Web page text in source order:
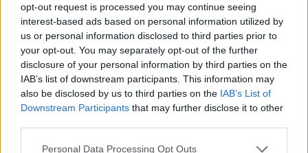
opt-out request is processed you may continue seeing
interest-based ads based on personal information utilized by
us or personal information disclosed to third parties prior to
your opt-out. You may separately opt-out of the further
disclosure of your personal information by third parties on the
IAB’s list of downstream participants. This information may
also be disclosed by us to third parties on the IAB’s List of
Downstream Participants that may further disclose it to other
Personal Data Processing Opt Outs
Ιουλ 23, 13:38 pm
Η Ευρώπη επιταχύνει στην κούρσα της ΤΝ αλλά
υπάρχει ένα αυξανόμενο χάσμα